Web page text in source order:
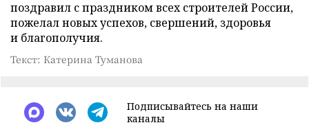
поздравил с праздником всех строителей России,
пожелал новых успехов, свершений, здоровья
и благополучия.
Текст: Катерина Туманова
Подписывайтесь на наши
каналы